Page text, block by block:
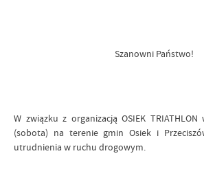
Szanowni Państwo!
W związku z organizacją OSIEK
(sobota) na terenie gmin Osiek i
utrudnienia w ruchu drogowym.